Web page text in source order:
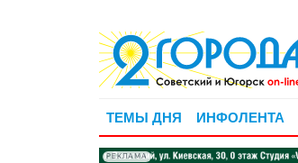
ТЕМЫ ДНЯ ИНФОЛЕНТА
РЕКЛАМА